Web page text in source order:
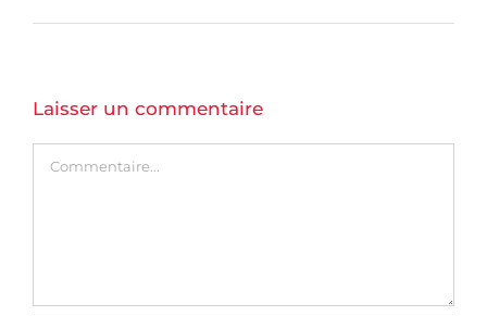
Laisser un commentaire
Commentaire